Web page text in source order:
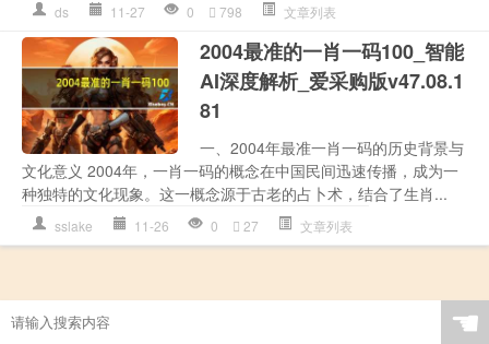
ds 11-27 0 798 文章列表
2004最准的一肖一码100_智能
AI深度解析_爱采购版v47.08.1
81
一、2004年最准一肖一码的历史背景与
文化意义 2004年，一肖一码的概念在中国民间迅速传播，成为一
种独特的文化现象。这一概念源于古老的占卜术，结合了生肖...
sslake 11-26 0 27 文章列表
☚